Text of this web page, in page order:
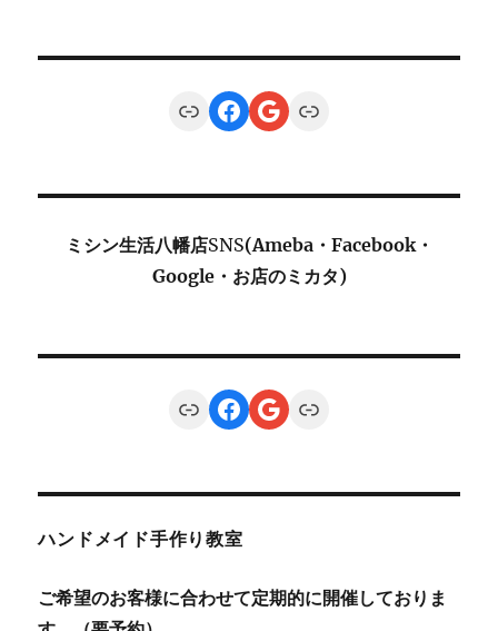
LinkFacebook
Google
Link
ミシン生活八幡店SNS(Ameba・Facebook・
Google・お店のミカタ)
LinkFacebook
Google
Link
ハンドメイド手作り教室
ご希望のお客様に合わせて定期的に開催しておりま